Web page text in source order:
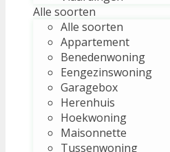
Alle soorten
Alle soorten
Appartement
Benedenwoning
Eengezinswoning
Garagebox
Herenhuis
Hoekwoning
Maisonnette
Tussenwoning